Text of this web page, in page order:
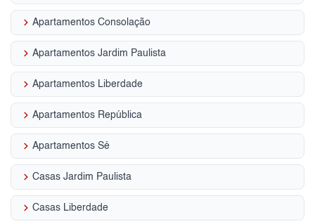
keyboard_arrow_right Apartamentos Consolação
keyboard_arrow_right Apartamentos Jardim Paulista
keyboard_arrow_right Apartamentos Liberdade
keyboard_arrow_right Apartamentos República
keyboard_arrow_right Apartamentos Sé
keyboard_arrow_right Casas Jardim Paulista
keyboard_arrow_right Casas Liberdade